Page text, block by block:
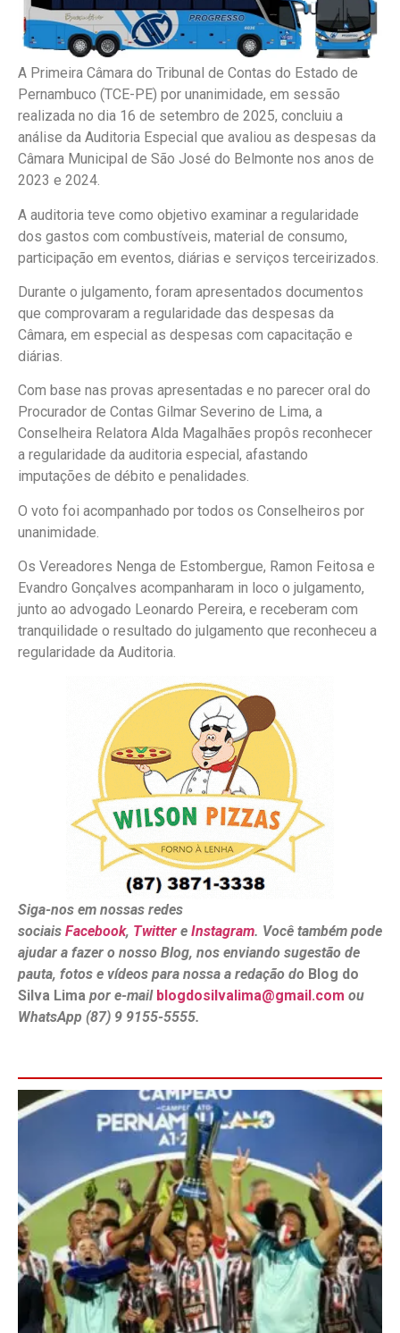
A Primeira Câmara do Tribunal de Contas do Estado de
Pernambuco (TCE-PE) por unanimidade, em sessão
realizada no dia 16 de setembro de 2025, concluiu a
análise da Auditoria Especial que avaliou as despesas da
Câmara Municipal de São José do Belmonte nos anos de
2023 e 2024.
A auditoria teve como objetivo examinar a regularidade
dos gastos com combustíveis, material de consumo,
participação em eventos, diárias e serviços terceirizados.
Durante o julgamento, foram apresentados documentos
que comprovaram a regularidade das despesas da
Câmara, em especial as despesas com capacitação e
diárias.
Com base nas provas apresentadas e no parecer oral do
Procurador de Contas Gilmar Severino de Lima, a
Conselheira Relatora Alda Magalhães propôs reconhecer
a regularidade da auditoria especial, afastando
imputações de débito e penalidades.
O voto foi acompanhado por todos os Conselheiros por
unanimidade.
Os Vereadores Nenga de Estombergue, Ramon Feitosa e
Evandro Gonçalves acompanharam in loco o julgamento,
junto ao advogado Leonardo Pereira, e receberam com
tranquilidade o resultado do julgamento que reconheceu a
regularidade da Auditoria.
Siga-nos em nossas redes
sociais Facebook, Twitter e Instagram. Você também pode
ajudar a fazer o nosso Blog, nos enviando sugestão de
pauta, fotos e vídeos para nossa a redação do Blog do
Silva Lima por e-mail blogdosilvalima@gmail.com ou
WhatsApp (87) 9 9155-5555.